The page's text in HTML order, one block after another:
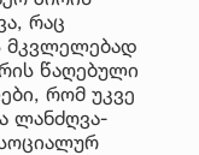
რაც
მკვლელებად
წაღებული
რომ უკვე
ლანძღვა-